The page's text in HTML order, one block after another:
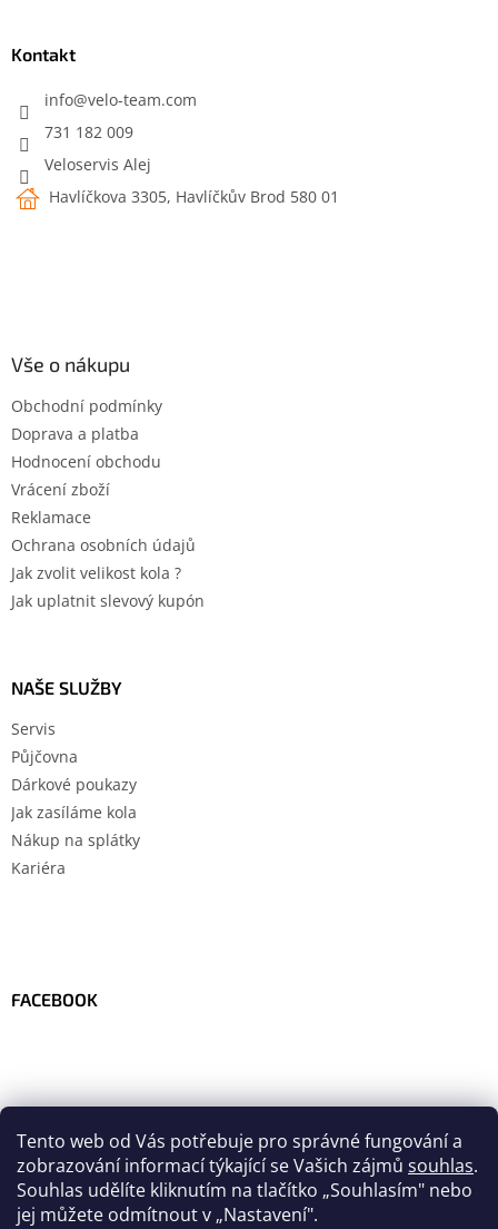
Tento web od Vás potřebuje pro správné fungování a
zobrazování informací týkající se Vašich zájmů souhlas.
Souhlas udělíte kliknutím na tlačítko „Souhlasím" nebo
jej můžete odmítnout v „Nastavení".
Kontakt
info@velo-team.com
731 182 009
Veloservis Alej
Havlíčkova 3305, Havlíčkův Brod 580 01
Vše o nákupu
Obchodní podmínky
Doprava a platba
Hodnocení obchodu
Vrácení zboží
Reklamace
Ochrana osobních údajů
Jak zvolit velikost kola ?
Jak uplatnit slevový kupón
NAŠE SLUŽBY
Servis
Půjčovna
Dárkové poukazy
Jak zasíláme kola
Nákup na splátky
Kariéra
FACEBOOK